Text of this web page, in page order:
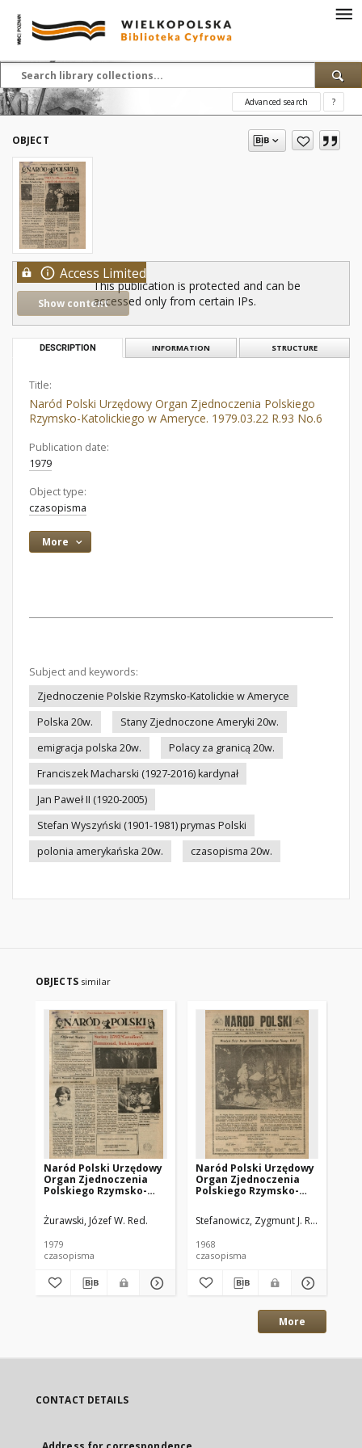
Advanced search ?
OBJECT
Access Limited
Show content
This publication is protected and can be
accessed only from certain IPs.
DESCRIPTION INFORMATION STRUCTURE
Title:
Naród Polski Urzędowy Organ Zjednoczenia Polskiego
Rzymsko-Katolickiego w Ameryce. 1979.03.22 R.93 No.6
Publication date:
1979
Object type:
czasopisma
More
Subject and keywords:
Zjednoczenie Polskie Rzymsko-Katolickie w Ameryce
Polska 20w.
Stany Zjednoczone Ameryki 20w.
emigracja polska 20w.
Polacy za granicą 20w.
Franciszek Macharski (1927-2016) kardynał
Jan Paweł II (1920-2005)
Stefan Wyszyński (1901-1981) prymas Polski
polonia amerykańska 20w.
czasopisma 20w.
OBJECTS similar
Naród Polski Urzędowy
Organ Zjednoczenia
Polskiego Rzymsko-
Ameryce. 1979.08.09
R.93 No.15
Żurawski, Józef W. Red.
1979
czasopisma
Naród Polski Urzędowy
Organ Zjednoczenia
Polskiego Rzymsko-
Ameryce. 1968.12.19
R.82 No.24
Stefanowicz, Zygmunt J. Red.
1968
czasopisma
More
CONTACT DETAILS